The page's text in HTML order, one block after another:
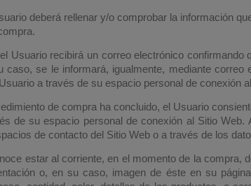
deberá rellenar y/o comprobar la información
Usuario recibirá un correo electrónico
caso, se le informará, igualmente, mediante
a través de su espacio personal de conexión
de compra ha concluido, el Usuario
de su espacio personal de conexión al Sitio
de contacto del Sitio Web o a través de los
estar al corriente, en el momento de la
o, en su caso, imagen de éste en su